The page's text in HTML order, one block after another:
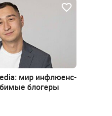
мир инфлюенс-
блогеры